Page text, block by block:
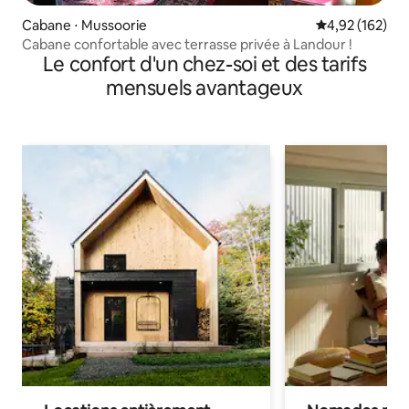
Cabane ⋅ Mussoorie Évaluation
4,92 (162)
Cabane confortable avec terrasse privée à Landour !
Le confort d'un chez-soi et des tarifs
mensuels avantageux